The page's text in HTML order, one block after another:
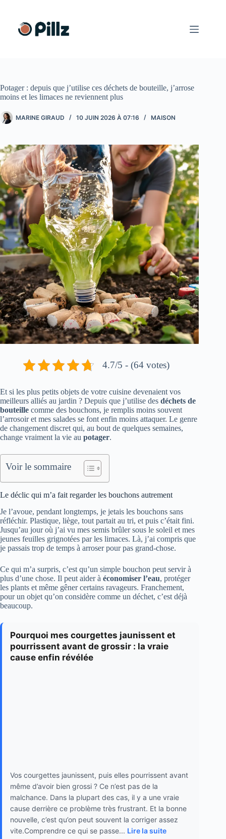
contenu
Potager : depuis que j’utilise ces déchets de bouteille, j’arrose
moins et les limaces ne reviennent plus
MARINE GIRAUD 10 JUIN 2026 À 07:16 MAISON
4.7/5 - (64 votes)
Et si les plus petits objets de votre cuisine devenaient vos
meilleurs alliés au jardin ? Depuis que j’utilise des déchets de
bouteille comme des bouchons, je remplis moins souvent
l’arrosoir et mes salades se font enfin moins attaquer. Le genre
de changement discret qui, au bout de quelques semaines,
change vraiment la vie au potager.
Voir le sommaire
Le déclic qui m’a fait regarder les bouchons autrement
Je l’avoue, pendant longtemps, je jetais les bouchons sans
réfléchir. Plastique, liège, tout partait au tri, et puis c’était fini.
Jusqu’au jour où j’ai vu mes semis brûler sous le soleil et mes
jeunes feuilles grignotées par les limaces. Là, j’ai compris que
je passais trop de temps à arroser pour pas grand-chose.
Ce qui m’a surpris, c’est qu’un simple bouchon peut servir à
plus d’une chose. Il peut aider à économiser l’eau, protéger
les plants et même gêner certains ravageurs. Franchement,
pour un objet qu’on considère comme un déchet, c’est déjà
beaucoup.
Pourquoi mes courgettes jaunissent et
pourrissent avant de grossir : la vraie
cause enfin révélée
Vos courgettes jaunissent, puis elles pourrissent avant
même d’avoir bien grossi ? Ce n’est pas de la
malchance. Dans la plupart des cas, il y a une vraie
cause derrière ce problème très frustrant. Et la bonne
nouvelle, c’est qu’on peut souvent la corriger assez
vite.Comprendre ce qui se passe... Lire la suite